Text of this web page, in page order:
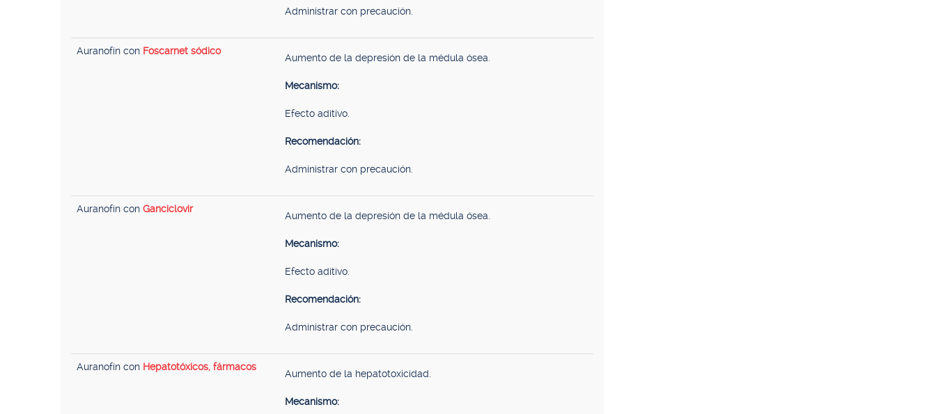
Administrar con precaución.
Auranofín con Foscarnet sódico
Aumento de la depresión de la médula ósea.
Mecanismo:
Efecto aditivo.
Recomendación:
Administrar con precaución.
Auranofín con Ganciclovir
Aumento de la depresión de la médula ósea.
Mecanismo:
Efecto aditivo.
Recomendación:
Administrar con precaución.
Auranofín con Hepatotóxicos, fármacos
Aumento de la hepatotoxicidad.
Mecanismo: